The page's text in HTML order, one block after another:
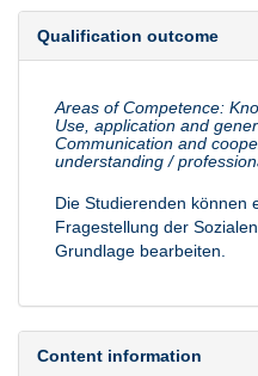
Qualification outcome
Areas of Competence:
Use, application and
Communication and
understanding /
Die Studierenden können
Fragestellung der
Grundlage bearbeiten.
Content information